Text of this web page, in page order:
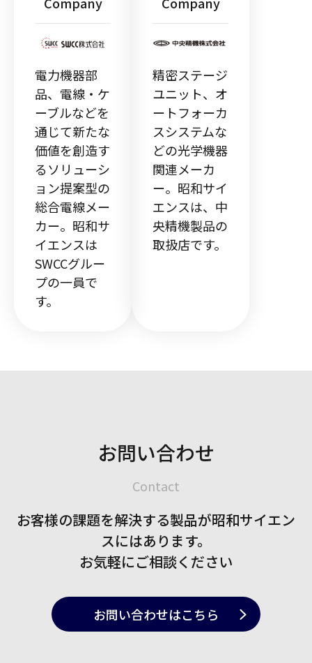
電力機器部
品、電線・ケ
ーブルなどを
通じて新たな
価値を創造す
るソリューシ
ョン提案型の
総合電線メー
カー。昭和サ
イエンスは
SWCCグルー
プの一員で
す。
精密ステージ
ユニット、オ
ートフォーカ
スシステムな
どの光学機器
関連メーカ
ー。昭和サイ
エンスは、中
央精機製品の
取扱店です。
お問い合わせ
Contact
お客様の課題を解決する製品が昭和サイエン
スにはあります。
お気軽にご相談ください
お問い合わせはこちら